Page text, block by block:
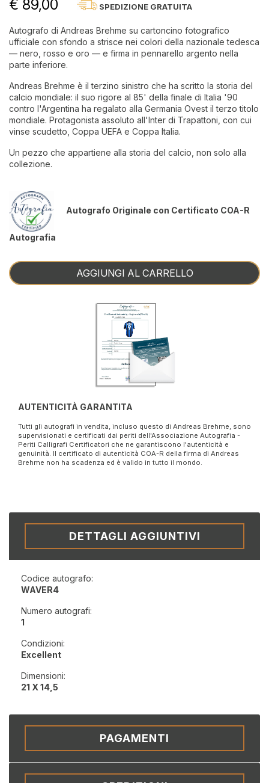
€ 89,00 SPEDIZIONE GRATUITA
Autografo di Andreas Brehme su cartoncino fotografico
ufficiale con sfondo a strisce nei colori della nazionale tedesca
— nero, rosso e oro — e firma in pennarello argento nella
parte inferiore.
Andreas Brehme è il terzino sinistro che ha scritto la storia del
calcio mondiale: il suo rigore al 85' della finale di Italia '90
contro l'Argentina ha regalato alla Germania Ovest il terzo titolo
mondiale. Protagonista assoluto all'Inter di Trapattoni, con cui
vinse scudetto, Coppa UEFA e Coppa Italia.
Un pezzo che appartiene alla storia del calcio, non solo alla
collezione.
Autografo Originale con Certificato COA-R
Autografia
AGGIUNGI AL CARRELLO
AUTENTICITÀ GARANTITA
Tutti gli autografi in vendita, incluso questo di Andreas Brehme, sono
supervisionati e certificati dai periti dell'Associazione Autografia -
Periti Calligrafi Certificatori che ne garantiscono l'autenticità e
genuinità. Il certificato di autenticità COA-R della firma di Andreas
Brehme non ha scadenza ed è valido in tutto il mondo.
DETTAGLI AGGIUNTIVI
Codice autografo:
WAVER4
Numero autografi:
1
Condizioni:
Excellent
Dimensioni:
21 X 14,5
PAGAMENTI